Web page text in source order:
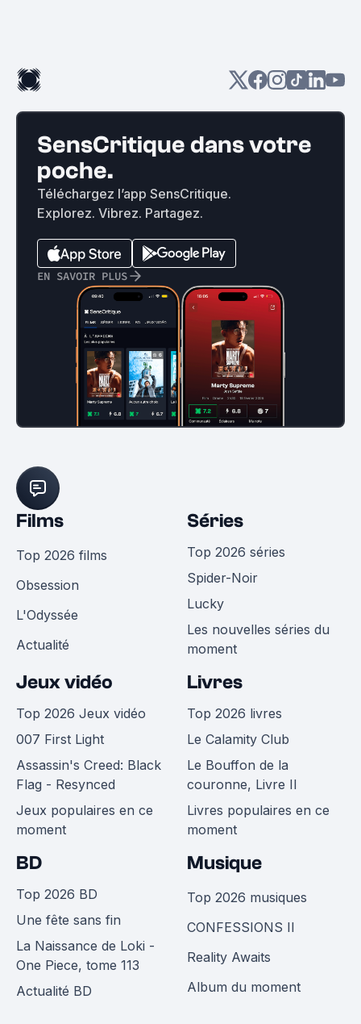
SensCritique dans votre
poche.
Téléchargez l’app SensCritique.
Explorez. Vibrez. Partagez.
EN SAVOIR PLUS
Films
Top 2026 films
Obsession
L'Odyssée
Actualité
Séries
Top 2026 séries
Spider-Noir
Lucky
Les nouvelles séries du
moment
Jeux vidéo
Top 2026 Jeux vidéo
007 First Light
Assassin's Creed: Black
Flag - Resynced
Jeux populaires en ce
moment
Livres
Top 2026 livres
Le Calamity Club
Le Bouffon de la
couronne, Livre II
Livres populaires en ce
moment
BD
Top 2026 BD
Une fête sans fin
La Naissance de Loki -
One Piece, tome 113
Actualité BD
Musique
Top 2026 musiques
CONFESSIONS II
Reality Awaits
Album du moment